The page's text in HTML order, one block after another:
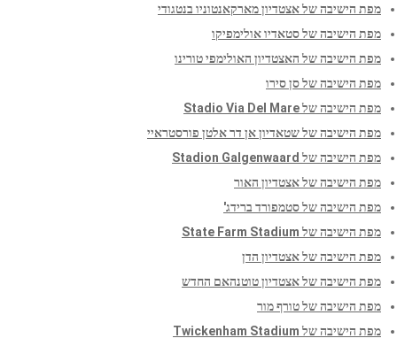
מפת הישיבה של אצטדיון מארקאנטוניו בנטגודי
מפת הישיבה של סטאדיו אולימפיקו
מפת הישיבה של האצטדיון האולימפי טורינו
מפת הישיבה של סן סירו
מפת הישיבה של Stadio Via Del Mare
מפת הישיבה של שטאדיון אן דר אלטן פורסטראיי
מפת הישיבה של Stadion Galgenwaard
מפת הישיבה של אצטדיון האור
מפת הישיבה של סטמפורד ברידג'
מפת הישיבה של State Farm Stadium
מפת הישיבה של אצטדיון הדן
מפת הישיבה של אצטדיון טוטנהאם החדש
מפת הישיבה של טורף מור
מפת הישיבה של Twickenham Stadium